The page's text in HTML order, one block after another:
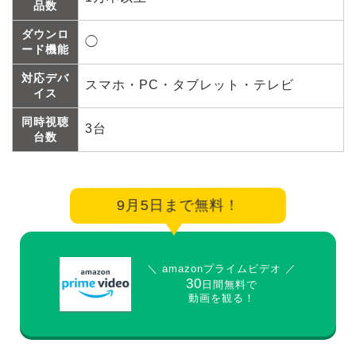
品数
ダウンロ
ード機能
◯
対応デバ
イス
スマホ・PC・タブレット・テレビ
同時視聴
台数
3台
9月5日まで無料！
＼ amazonプライムビデオ ／
30 日間無料で
動画を観る！